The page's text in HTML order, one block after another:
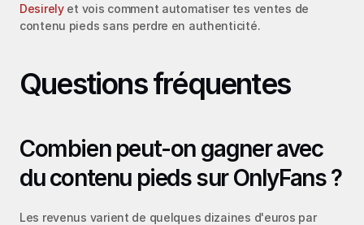
Desirely et vois comment automatiser tes ventes de
contenu pieds sans perdre en authenticité.
Questions fréquentes
Combien peut-on gagner avec
du contenu pieds sur OnlyFans ?
Les revenus varient de quelques dizaines d'euros par